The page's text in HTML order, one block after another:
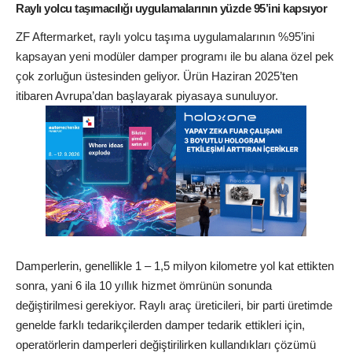
Raylı yolcu taşımacılığı uygulamalarının yüzde 95’ini kapsıyor
ZF Aftermarket, raylı yolcu taşıma uygulamalarının %95’ini
kapsayan yeni modüler damper programı ile bu alana özel pek
çok zorluğun üstesinden geliyor. Ürün Haziran 2025’ten
itibaren Avrupa’dan başlayarak piyasaya sunuluyor.
Damperlerin, genellikle 1 – 1,5 milyon kilometre yol kat ettikten
sonra, yani 6 ila 10 yıllık hizmet ömrünün sonunda
değiştirilmesi gerekiyor. Raylı araç üreticileri, bir parti üretimde
genelde farklı tedarikçilerden damper tedarik ettikleri için,
operatörlerin damperleri değiştirilirken kullandıkları çözümü